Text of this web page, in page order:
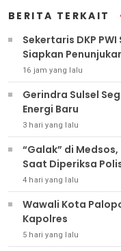
BERITA TERKAIT
Sekertaris DKP
Siapkan
16 jam yang lalu
Gerindra Sulsel
Energi Baru
3 hari yang lalu
“Galak” di
Saat Diperiksa
4 hari yang lalu
Wawali Kota
Kapolres
5 hari yang lalu